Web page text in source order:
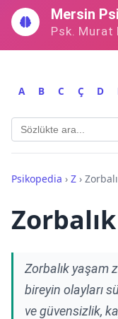
İçeriğe
geç
Mersin
Psk. Murat
A B C Ç D
Psikopedia › Z ›
Zorbalık yaşam
bireyin olayları
ve güvensizlik,